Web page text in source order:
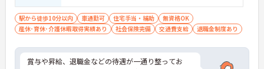
駅から徒歩10分以内 車通勤可 住宅手当・補助
無資格OK
産休･育休･介護休暇取得実績あり
社会保険完備 交通費支給 退職金制度あり
賞与や昇給、退職金などの待遇が一通り整ってお